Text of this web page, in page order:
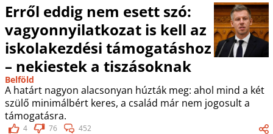
Erről eddig nem esett szó:
vagyonnyilatkozat is kell az
iskolakezdési támogatáshoz
– nekiestek a tiszásoknak
Belföld
A határt nagyon alacsonyan húzták meg: ahol mind a két
szülő minimálbért keres, a család már nem jogosult a
támogatásra.
4 76 452